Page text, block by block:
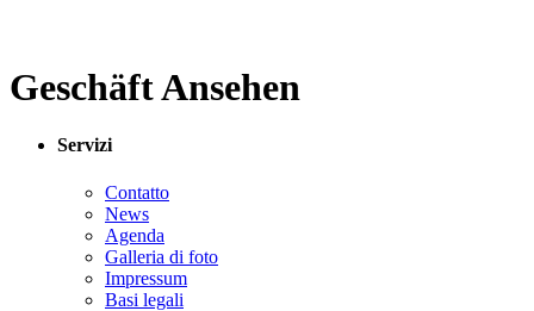
Geschäft Ansehen
Servizi
Contatto
News
Agenda
Galleria di foto
Impressum
Basi legali